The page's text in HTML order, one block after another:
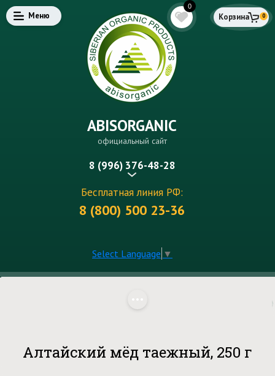
Меню
ABISORGANIC
официальный сайт
8 (996) 376-48-28
Бесплатная линия РФ:
8 (800) 500 23-36
Select Language ▼
0
0
Корзина
Алтайский мёд таежный, 250 г